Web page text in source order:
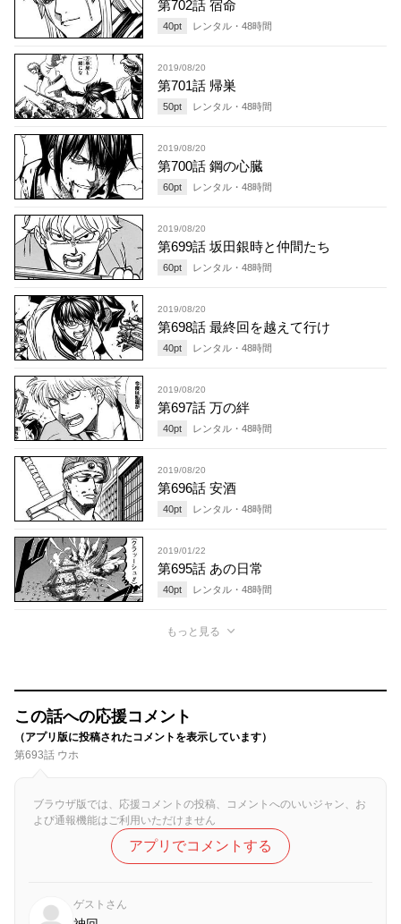
第702話 宿命
40pt レンタル・ 48時間
2019/08/20
第701話 帰巣
50pt レンタル・ 48時間
2019/08/20
第700話 鋼の心臓
60pt レンタル・ 48時間
2019/08/20
第699話 坂田銀時と仲間たち
60pt レンタル・ 48時間
2019/08/20
第698話 最終回を越えて行け
40pt レンタル・ 48時間
2019/08/20
第697話 万の絆
40pt レンタル・ 48時間
2019/08/20
第696話 安酒
40pt レンタル・ 48時間
2019/01/22
第695話 あの日常
40pt レンタル・ 48時間
もっと見る
この話への応援コメント
（アプリ版に投稿されたコメントを表示しています）
第693話 ウホ
ブラウザ版では、応援コメントの投稿、コメントへのいいジャン、お
よび通報機能はご利用いただけません
アプリでコメントする
ゲストさん